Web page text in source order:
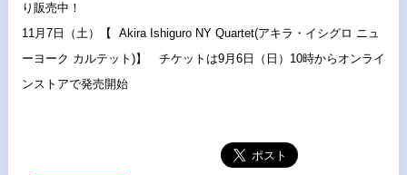
り販売中！
11月7日（土）【 Akira Ishiguro NY Quartet(アキラ・イシグロ ニュ
ーヨーク カルテット)】 チケットは9月6日（日）10時からオンライ
ンストアで発売開始